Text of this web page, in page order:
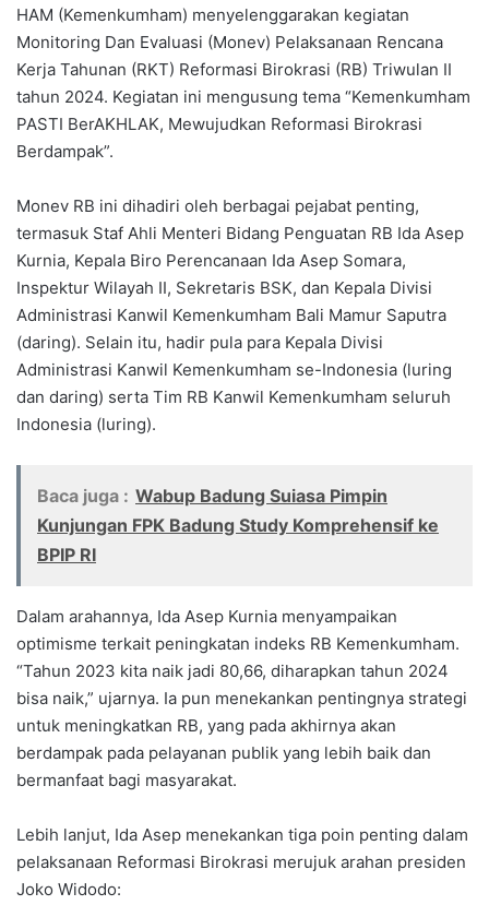
HAM (Kemenkumham) menyelenggarakan kegiatan
Monitoring Dan Evaluasi (Monev) Pelaksanaan Rencana
Kerja Tahunan (RKT) Reformasi Birokrasi (RB) Triwulan II
tahun 2024. Kegiatan ini mengusung tema “Kemenkumham
PASTI BerAKHLAK, Mewujudkan Reformasi Birokrasi
Berdampak”.
Monev RB ini dihadiri oleh berbagai pejabat penting,
termasuk Staf Ahli Menteri Bidang Penguatan RB Ida Asep
Kurnia, Kepala Biro Perencanaan Ida Asep Somara,
Inspektur Wilayah II, Sekretaris BSK, dan Kepala Divisi
Administrasi Kanwil Kemenkumham Bali Mamur Saputra
(daring). Selain itu, hadir pula para Kepala Divisi
Administrasi Kanwil Kemenkumham se-Indonesia (luring
dan daring) serta Tim RB Kanwil Kemenkumham seluruh
Indonesia (luring).
Baca juga : Wabup Badung Suiasa Pimpin
Kunjungan FPK Badung Study Komprehensif ke
BPIP RI
Dalam arahannya, Ida Asep Kurnia menyampaikan
optimisme terkait peningkatan indeks RB Kemenkumham.
“Tahun 2023 kita naik jadi 80,66, diharapkan tahun 2024
bisa naik,” ujarnya. Ia pun menekankan pentingnya strategi
untuk meningkatkan RB, yang pada akhirnya akan
berdampak pada pelayanan publik yang lebih baik dan
bermanfaat bagi masyarakat.
Lebih lanjut, Ida Asep menekankan tiga poin penting dalam
pelaksanaan Reformasi Birokrasi merujuk arahan presiden
Joko Widodo: